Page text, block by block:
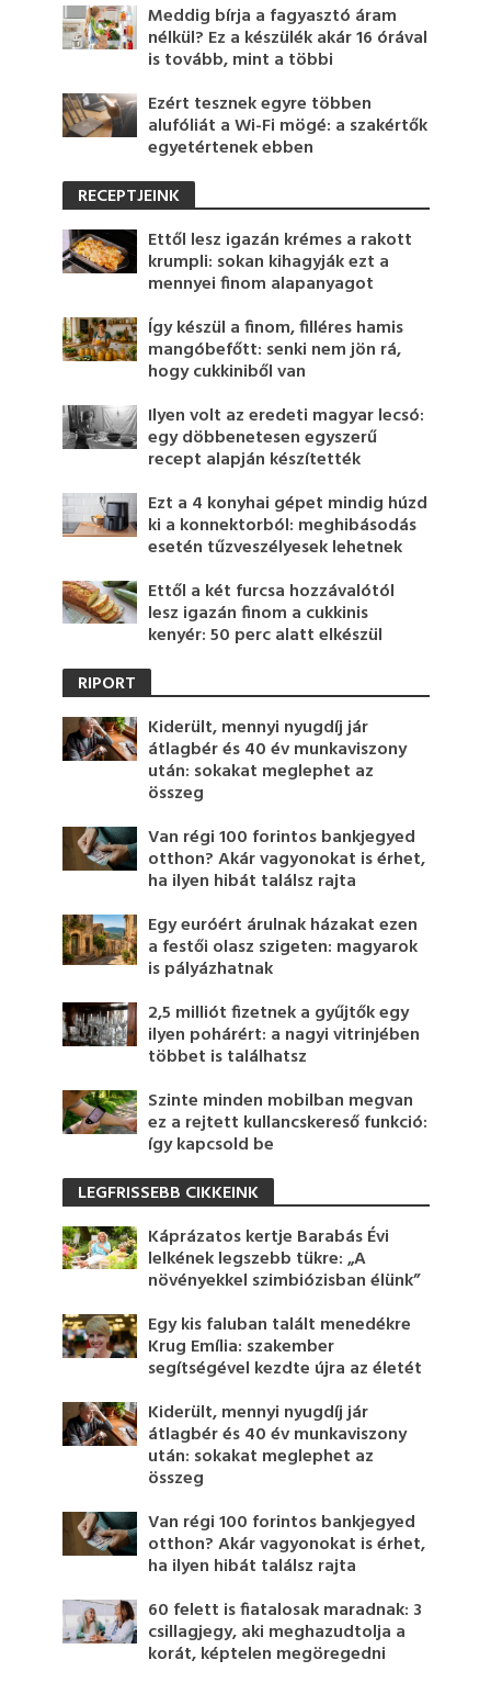
Meddig bírja a fagyasztó áram
nélkül? Ez a készülék akár 16 órával
is tovább, mint a többi
Ezért tesznek egyre többen
alufóliát a Wi-Fi mögé: a szakértők
egyetértenek ebben
RECEPTJEINK
Ettől lesz igazán krémes a rakott
krumpli: sokan kihagyják ezt a
mennyei finom alapanyagot
Így készül a finom, filléres hamis
mangóbefőtt: senki nem jön rá,
hogy cukkiniből van
Ilyen volt az eredeti magyar lecsó:
egy döbbenetesen egyszerű
recept alapján készítették
Ezt a 4 konyhai gépet mindig húzd
ki a konnektorból: meghibásodás
esetén tűzveszélyesek lehetnek
Ettől a két furcsa hozzávalótól
lesz igazán finom a cukkinis
kenyér: 50 perc alatt elkészül
RIPORT
Kiderült, mennyi nyugdíj jár
átlagbér és 40 év munkaviszony
után: sokakat meglephet az
összeg
Van régi 100 forintos bankjegyed
otthon? Akár vagyonokat is érhet,
ha ilyen hibát találsz rajta
Egy euróért árulnak házakat ezen
a festői olasz szigeten: magyarok
is pályázhatnak
2,5 milliót fizetnek a gyűjtők egy
ilyen pohárért: a nagyi vitrinjében
többet is találhatsz
Szinte minden mobilban megvan
ez a rejtett kullancskereső funkció:
így kapcsold be
LEGFRISSEBB CIKKEINK
Káprázatos kertje Barabás Évi
lelkének legszebb tükre: „A
növényekkel szimbiózisban élünk”
Egy kis faluban talált menedékre
Krug Emília: szakember
segítségével kezdte újra az életét
Kiderült, mennyi nyugdíj jár
átlagbér és 40 év munkaviszony
után: sokakat meglephet az
összeg
Van régi 100 forintos bankjegyed
otthon? Akár vagyonokat is érhet,
ha ilyen hibát találsz rajta
60 felett is fiatalosak maradnak: 3
csillagjegy, aki meghazudtolja a
korát, képtelen megöregedni